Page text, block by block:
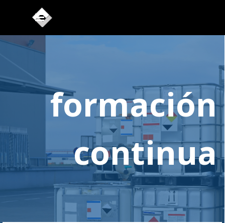
Saltar menú
formación
continua